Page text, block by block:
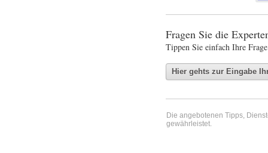
Fragen Sie die
Tippen Sie einfach Ihre
Die angebotenen Tipps,
gewährleistet.